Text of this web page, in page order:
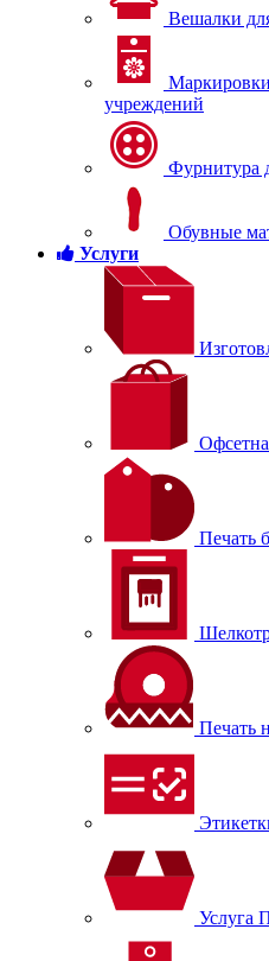
Вешалки
Маркировки
учреждений
Фурнитура
Обувные
Услуги
Печать
Печать
Услуга